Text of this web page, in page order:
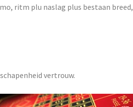
ritm plu naslag plus bestaan breed,
vertrouw.